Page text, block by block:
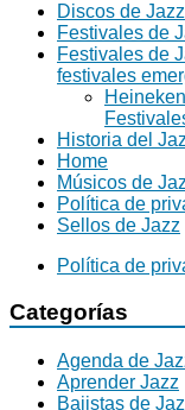
Discos de Jazz
Festivales de
Festivales de
festivales
Historia del
Home
Músicos de
Política de
Sellos de Jazz
Política de
Categorías
Agenda de
Aprender Jazz
Bajistas de